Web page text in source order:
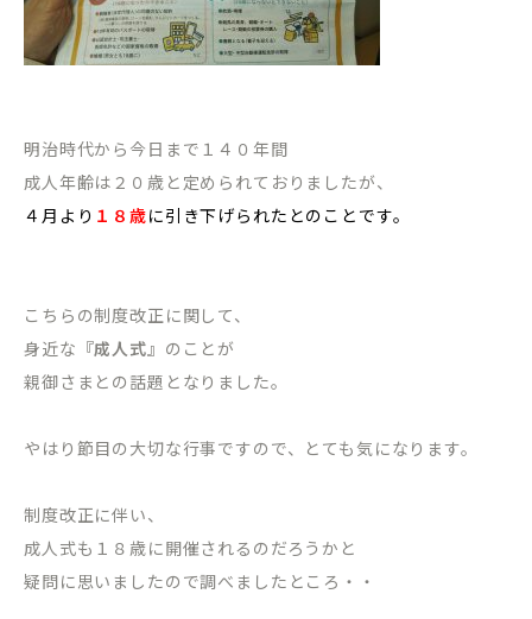
明治時代から今日まで１４０年間
成人年齢は２０歳と定められておりましたが、
４月より １８歳に引き下げられたとのことです。
こちらの制度改正に関して、
身近な 『成人式』 のことが
親御さまとの話題となりました。
やはり節目の大切な行事ですので、とても気になります。
制度改正に伴い、
成人式も１８歳に開催されるのだろうかと
疑問に思いましたので調べましたところ・・